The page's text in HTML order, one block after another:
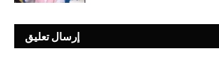
إرسال تعليق